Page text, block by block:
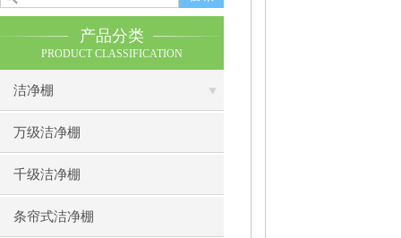
产品分类
PRODUCT CLASSIFICATION
洁净棚
万级洁净棚
千级洁净棚
条帘式洁净棚